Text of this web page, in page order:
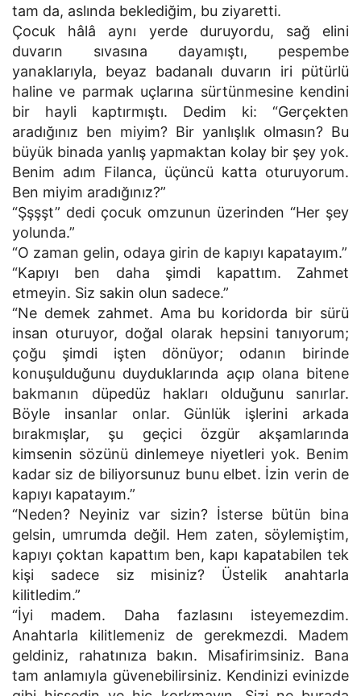
tam da, aslında beklediğim, bu ziyaretti.
Çocuk hâlâ aynı yerde duruyordu, sağ elini
duvarın sıvasına dayamıştı, pespembe
yanaklarıyla, beyaz badanalı duvarın iri pütürlü
haline ve parmak uçlarına sürtünmesine kendini
bir hayli kaptırmıştı. Dedim ki: “Gerçekten
aradığınız ben miyim? Bir yanlışlık olmasın? Bu
büyük binada yanlış yapmaktan kolay bir şey yok.
Benim adım Filanca, üçüncü katta oturuyorum.
Ben miyim aradığınız?”
“Şşşşt” dedi çocuk omzunun üzerinden “Her şey
yolunda.”
“O zaman gelin, odaya girin de kapıyı kapatayım.”
“Kapıyı ben daha şimdi kapattım. Zahmet
etmeyin. Siz sakin olun sadece.”
“Ne demek zahmet. Ama bu koridorda bir sürü
insan oturuyor, doğal olarak hepsini tanıyorum;
çoğu şimdi işten dönüyor; odanın birinde
konuşulduğunu duyduklarında açıp olana bitene
bakmanın düpedüz hakları olduğunu sanırlar.
Böyle insanlar onlar. Günlük işlerini arkada
bırakmışlar, şu geçici özgür akşamlarında
kimsenin sözünü dinlemeye niyetleri yok. Benim
kadar siz de biliyorsunuz bunu elbet. İzin verin de
kapıyı kapatayım.”
“Neden? Neyiniz var sizin? İsterse bütün bina
gelsin, umrumda değil. Hem zaten, söylemiştim,
kapıyı çoktan kapattım ben, kapı kapatabilen tek
kişi sadece siz misiniz? Üstelik anahtarla
kilitledim.”
“İyi madem. Daha fazlasını isteyemezdim.
Anahtarla kilitlemeniz de gerekmezdi. Madem
geldiniz, rahatınıza bakın. Misafirimsiniz. Bana
tam anlamıyla güvenebilirsiniz. Kendinizi evinizde